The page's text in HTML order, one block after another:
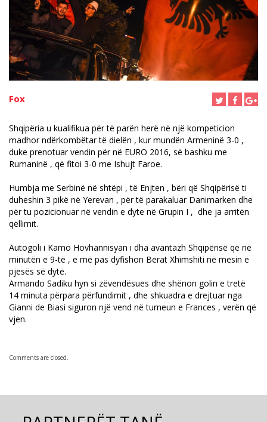
Fox
Shqipëria u kualifikua për të parën herë në një kompeticion
madhor ndërkombëtar të dielën , kur mundën Armeninë 3-0 ,
duke prenotuar vendin për në EURO 2016, së bashku me
Rumaninë , që fitoi 3-0 me Ishujt Faroe.
Humbja me Serbinë në shtëpi , të Enjten , bëri që Shqipërisë ti
duheshin 3 pikë në Yerevan , për të parakaluar Danimarken dhe
për tu pozicionuar në vendin e dyte në Grupin I , dhe ja arritën
qëllimit.
Autogoli i Kamo Hovhannisyan i dha avantazh Shqipërisë që në
minutën e 9-të , e më pas dyfishon Berat Xhimshiti në mesin e
pjesës së dytë.
Armando Sadiku hyn si zëvendësues dhe shënon golin e tretë
14 minuta përpara përfundimit , dhe shkuadra e drejtuar nga
Gianni de Biasi siguron një vend në turneun e Frances , verën që
vjen.
Comments are closed.